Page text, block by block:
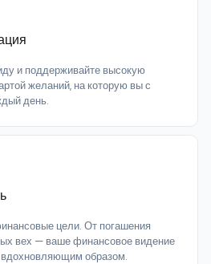
и поддерживайте высокую
желаний, на которую вы с
день.
цели. От погашения
вех — ваше финансовое видение
вдохновляющим образом.